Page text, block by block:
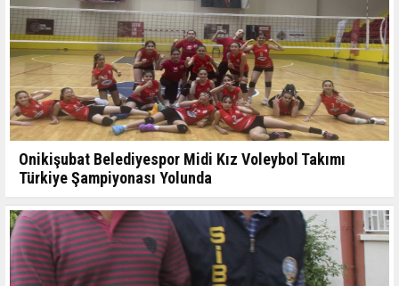
Onikişubat Belediyespor Midi Kız Voleybol Takımı
Türkiye Şampiyonası Yolunda